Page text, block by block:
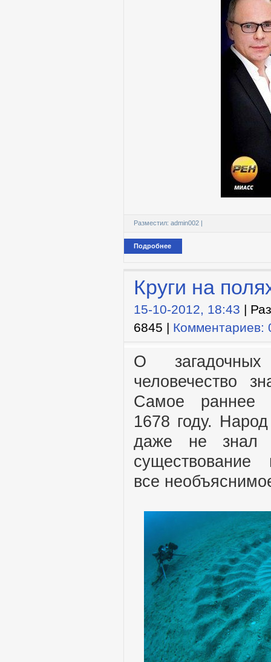
Разместил: admin002 |
Подробнее
Круги на
15-10-2012, 18:43 |
6845 | Комментариев:
О
человечество
Самое раннее
1678 году.
даже не знал
существование
все